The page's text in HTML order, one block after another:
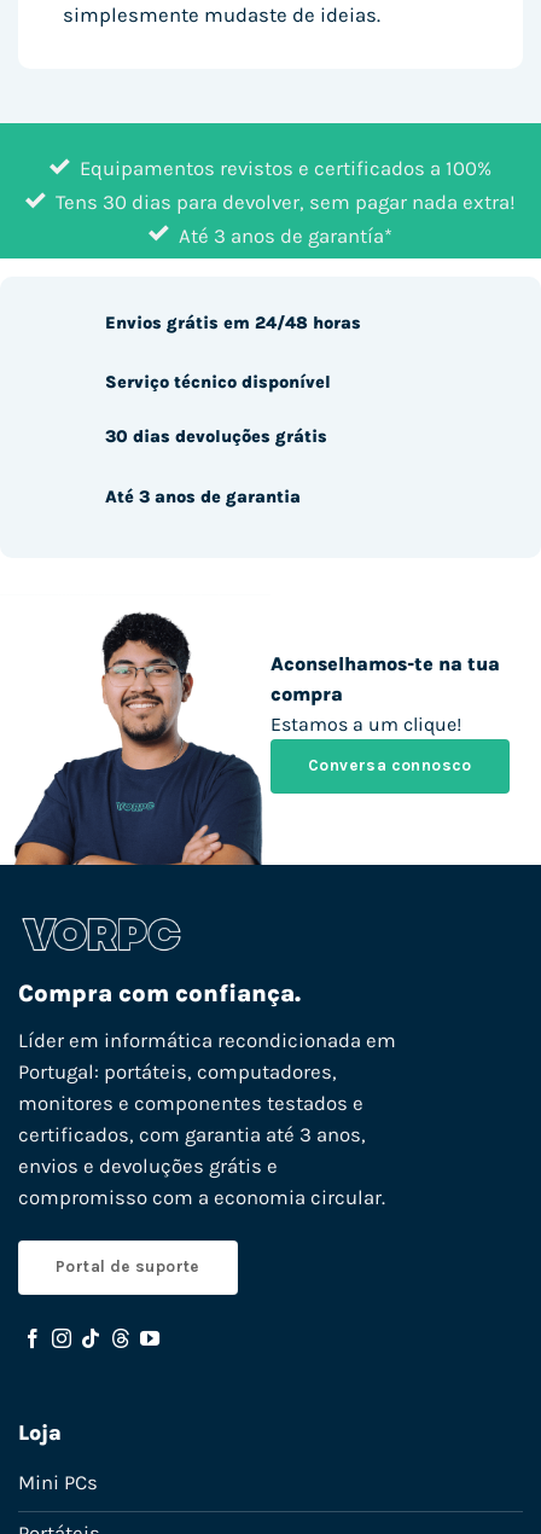
simplesmente mudaste de ideias.
Equipamentos revistos e certificados a 100%
Tens 30 dias para devolver, sem pagar nada extra!
Até 3 anos de garantía*
Aconselhamos-te na tua
compra
Estamos a um clique!
Conversa connosco
Envios grátis em 24/48 horas
Serviço técnico disponível
30 dias devoluções grátis
Até 3 anos de garantia
Compra com confiança.
Líder em informática recondicionada em
Portugal: portáteis, computadores,
monitores e componentes testados e
certificados, com garantia até 3 anos,
envios e devoluções grátis e
compromisso com a economia circular.
Portal de suporte
Loja
Mini PCs